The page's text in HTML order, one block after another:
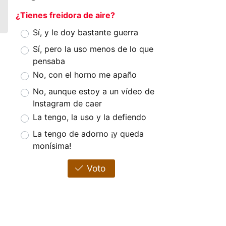
¿Tienes freidora de aire?
Sí, y le doy bastante guerra
Sí, pero la uso menos de lo que
pensaba
No, con el horno me apaño
No, aunque estoy a un vídeo de
Instagram de caer
La tengo, la uso y la defiendo
La tengo de adorno ¡y queda
monísima!
Voto